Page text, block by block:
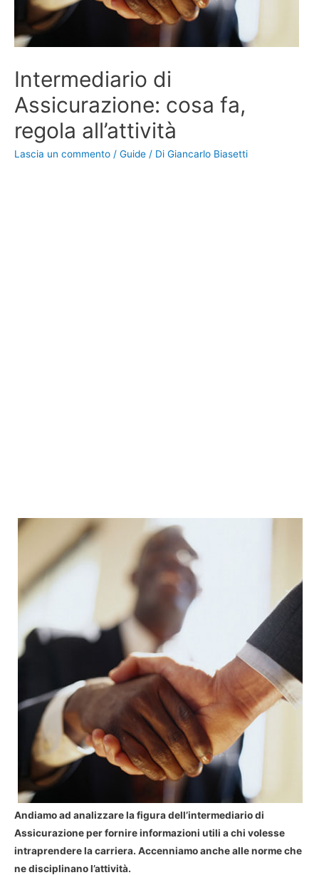
Intermediario di
Assicurazione: cosa fa,
regola all’attività
Lascia un commento / Guide / Di Giancarlo Biasetti
Andiamo ad analizzare la figura dell’intermediario di
Assicurazione per fornire informazioni utili a chi volesse
intraprendere la carriera. Accenniamo anche alle norme che
ne disciplinano l’attività.